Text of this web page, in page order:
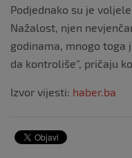
Podjednako su je
Nažalost, njen
godinama, mnogo toga
da kontroliše”, pričaju
Izvor vijesti: haber.ba